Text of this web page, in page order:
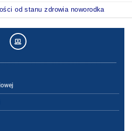
od stanu zdrowia noworodka